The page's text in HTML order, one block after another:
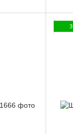
3